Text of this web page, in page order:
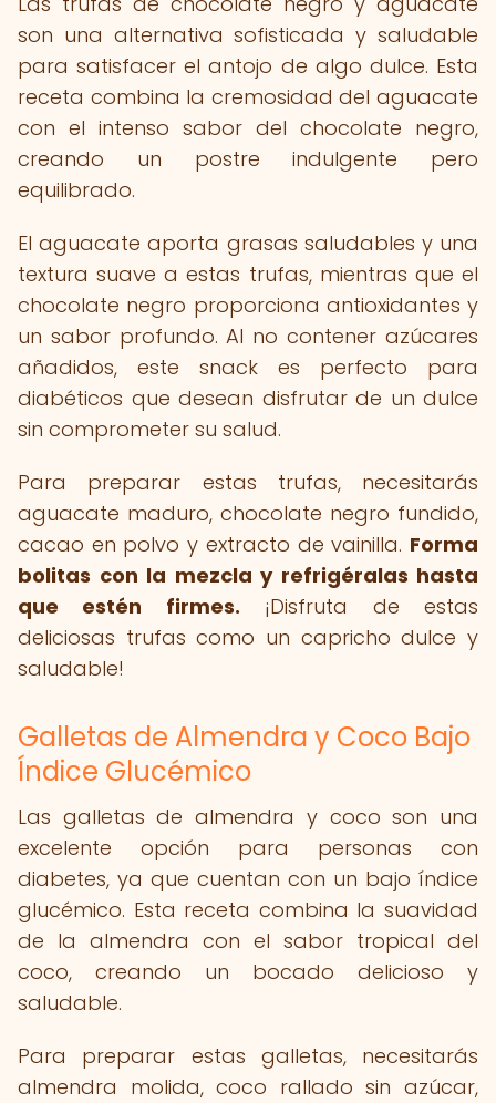
son una alternativa sofisticada y saludable
para satisfacer el antojo de algo dulce. Esta
receta combina la cremosidad del aguacate
con el intenso sabor del chocolate negro,
creando un postre indulgente pero
equilibrado.
El aguacate aporta grasas saludables y una
textura suave a estas trufas, mientras que el
chocolate negro proporciona antioxidantes y
un sabor profundo. Al no contener azúcares
añadidos, este snack es perfecto para
diabéticos que desean disfrutar de un dulce
sin comprometer su salud.
Para preparar estas trufas, necesitarás
aguacate maduro, chocolate negro fundido,
cacao en polvo y extracto de vainilla. Forma
bolitas con la mezcla y refrigéralas hasta
que estén firmes. ¡Disfruta de estas
deliciosas trufas como un capricho dulce y
saludable!
Galletas de Almendra y Coco Bajo
Índice Glucémico
Las galletas de almendra y coco son una
excelente opción para personas con
diabetes, ya que cuentan con un bajo índice
glucémico. Esta receta combina la suavidad
de la almendra con el sabor tropical del
coco, creando un bocado delicioso y
saludable.
Para preparar estas galletas, necesitarás
almendra molida, coco rallado sin azúcar,